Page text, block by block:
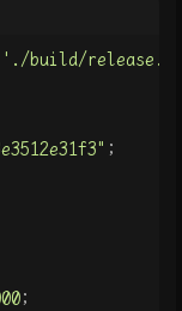
'./build/
;
;